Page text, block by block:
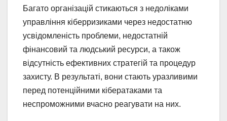
Багато організацій стикаються з недоліками
управління кіберризиками через недостатню
усвідомленість проблеми, недостатній
фінансовий та людський ресурси, а також
відсутність ефективних стратегій та процедур
захисту. В результаті, вони стають уразливими
перед потенційними кібератаками та
неспроможними вчасно реагувати на них.